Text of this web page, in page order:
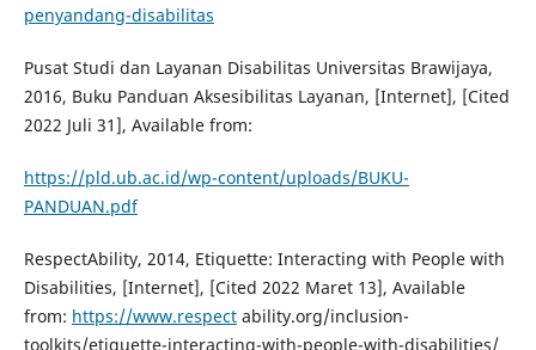
penyandang-disabilitas
Pusat Studi dan Layanan Disabilitas Universitas Brawijaya,
2016, Buku Panduan Aksesibilitas Layanan, [Internet], [Cited
2022 Juli 31], Available from:
https://pld.ub.ac.id/wp-content/uploads/BUKU-
PANDUAN.pdf
RespectAbility, 2014, Etiquette: Interacting with People with
Disabilities, [Internet], [Cited 2022 Maret 13], Available
from: https://www.respectability.org/inclusion-
toolkits/etiquette-interacting-with-people-with-disabilities/